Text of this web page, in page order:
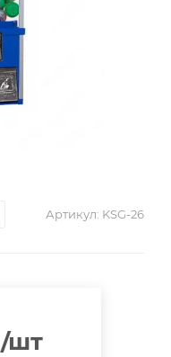
Артикул: KSG-26
/шт